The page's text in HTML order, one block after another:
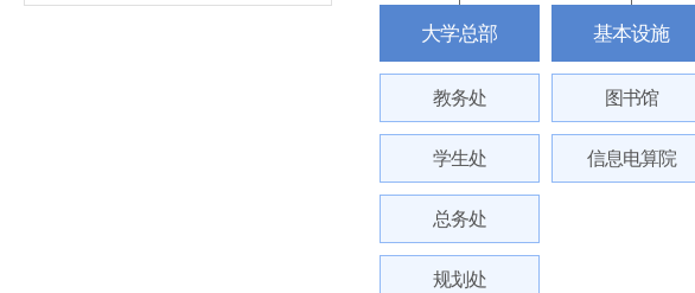
大学总部
教务处
学生处
总务处
规划处
基本设施
图书馆
信息电算院